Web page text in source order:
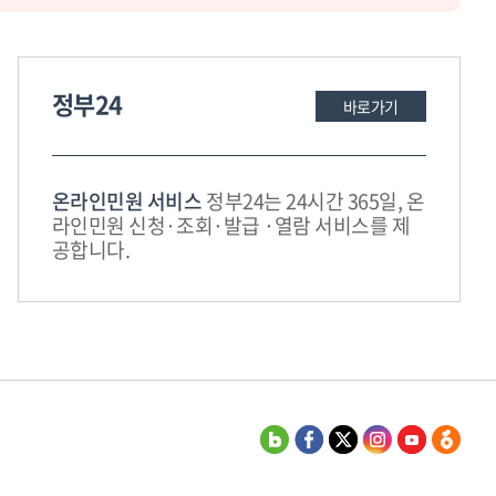
정부24 바로가기
온라인민원 서비스정부24는 24시간 365일, 온
라인민원 신청·조회·발급 ·열람 서비스를 제
공합니다.